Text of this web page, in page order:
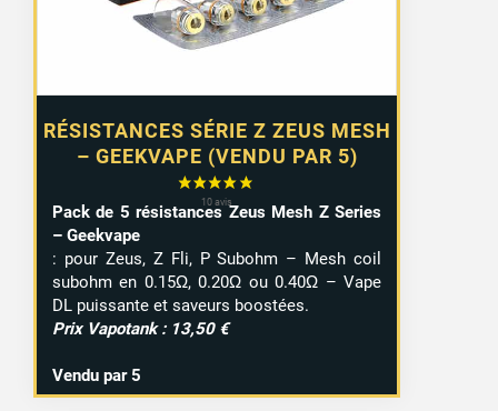
1 avis
RÉSISTANCES SÉRIE Z ZEUS MESH
– GEEKVAPE (VENDU PAR 5)
Pack de 5 résistances Zeus Mesh Z Series
– Geekvape
: pour Zeus, Z Fli, P Subohm – Mesh coil
subohm en 0.15Ω, 0.20Ω ou 0.40Ω – Vape
DL puissante et saveurs boostées.
Prix Vapotank : 13,50 €
Vendu par 5